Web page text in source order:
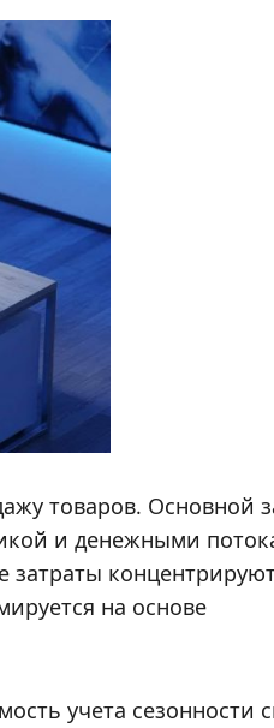
товаров. Основной
и денежными
затраты
на основе
учета сезонности